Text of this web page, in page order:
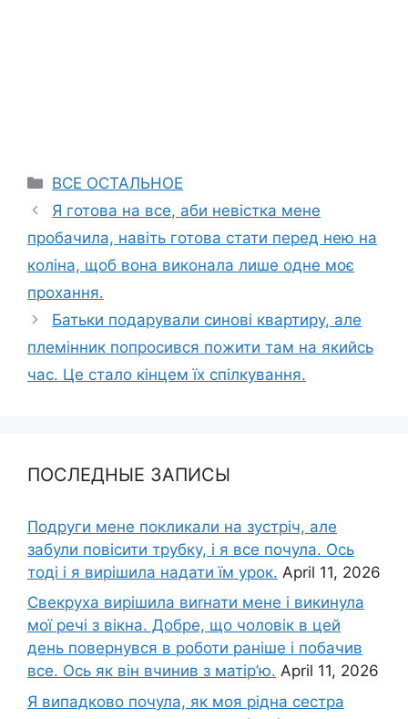
Categories
ВСЕ ОСТАЛЬНОЕ
Я готова на все, аби невістка мене
пробачила, навіть готова стати перед нею на
коліна, щоб вона виконала лише одне моє
прохання.
Батьки подарували синові квартиру, але
племінник попросився пожити там на якийсь
час. Це стало кінцем їх спілкування.
ПОСЛЕДНЫЕ ЗАПИСЫ
Подруги мене покликали на зустріч, але
забули повісити трубку, і я все почула. Ось
тоді і я вирішила надати їм урок. April 11, 2026
Свекруха вирішила виrнати мене і викинула
мої речі з вікна. Добре, що чоловік в цей
день повернувся в роботи раніше і побачив
все. Ось як він вчинив з матір’ю. April 11, 2026
Я випадково почула, як моя рідна сестра